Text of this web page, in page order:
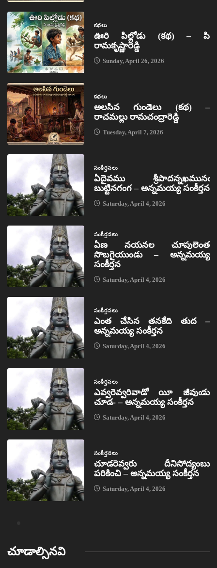
కథలు
ఊరి పిల్లోడు (కథ) – పి
రామకృష్ణారెడ్డి
Sunday, April 26, 2026
కథలు
అలసిన గుండెలు (కథ) –
రాచమల్లు రామచంద్రారెడ్డి
Tuesday, April 7, 2026
సంకీర్తనలు
ఏదైవము శ్రీపాదన్నఖమునఁ
బుట్టినగంగ – అన్నమయ్య సంకీర్తన
Saturday, April 4, 2026
సంకీర్తనలు
ఏణ నయనల చూపులెంత
సొబగైయుండు – అన్నమయ్య
సంకీర్తన
Saturday, April 4, 2026
సంకీర్తనలు
ఎంత చేసిన తనకేది తుద –
అన్నమయ్య సంకీర్తన
Saturday, April 4, 2026
సంకీర్తనలు
ఎవ్వరెవ్వరివాడో యీ జీవుఁడు
చూడ- – అన్నమయ్య సంకీర్తన
Saturday, April 4, 2026
సంకీర్తనలు
చూడరెవ్వరు దీనిసోద్యంబు
పరికించి – అన్నమయ్య సంకీర్తన
Saturday, April 4, 2026
చూడాల్సినవి